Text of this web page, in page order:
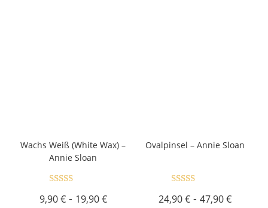
Wachs Weiß (White Wax) –
Annie Sloan
9,90€- 19,90€
Ovalpinsel – Annie Sloan
24,90€ - 47,90€